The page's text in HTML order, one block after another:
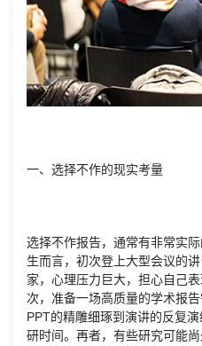
一、选择不作的现实考量
选择不作报告，通常有非常实
生而言，初次登上大型会议的
家，心理压力巨大，担心自己
次，准备一场高质量的学术报
PPT的精雕细琢到演讲的反复
研时间。再者，有些研究可能